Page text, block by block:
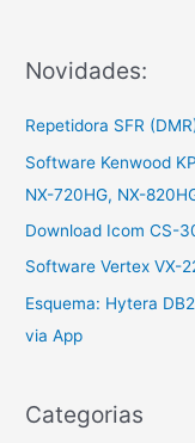
Novidades:
Repetidora SFR
Software Kenwood
NX-720HG, NX-
Download Icom CS-
Software Vertex VX-
Esquema: Hytera
via App
Categorias